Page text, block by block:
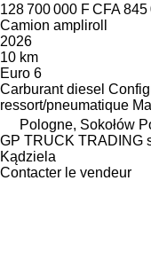
128 700 000 F CFA 845
Camion ampliroll
2026
10 km
Euro 6
Carburant diesel
ressort/pneumatique
Pologne, Sokołów
GP TRUCK TRADING
Kądziela
Contacter le vendeur